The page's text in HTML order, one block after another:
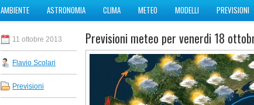
AMBIENTE ASTRONOMIA CLIMA METEO MODELLI PREVISIONI
11 ottobre 2013
Flavio Scolari
Previsioni
Previsioni meteo per venerdi 18